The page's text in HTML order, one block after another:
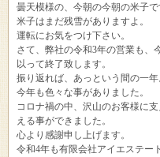
曇天模様の、今朝の今朝の米子で
米子はまだ残雪がありますよ。
運転にお気をつけ下さい。
さて、弊社の令和3年の営業も、
以って終了致します。
振り返れば、あっという間の一年
今年も色々な事がありました。
コロナ禍の中、沢山のお客様に
える事ができました。
心より感謝申し上げます。
令和4年も有限会社アイエステー